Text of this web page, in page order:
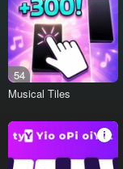
54
Musical Tiles